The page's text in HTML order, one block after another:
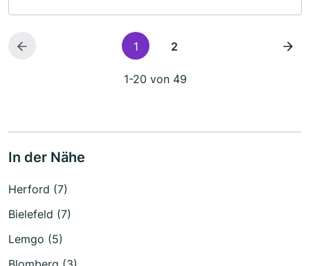
1 2
1-20 von 49
In der Nähe
Herford (7)
Bielefeld (7)
Lemgo (5)